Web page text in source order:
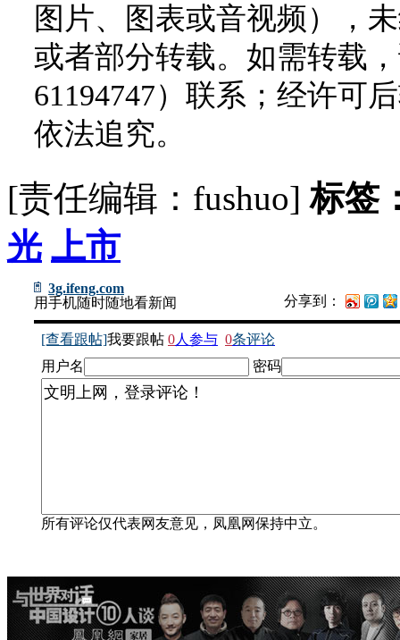
图片、图表或音视频），
或者部分转载。如需转载
61194747）联系；经许可
依法追究。
[责任编辑：fushuo]标签
光 上市
3g.ifeng.com
用手机随时随地看新闻
分享到：
[查看跟帖]我要跟帖 0人参与 0条评论
用户名
密码
所有评论仅代表网友意见，凤凰网保持中立。